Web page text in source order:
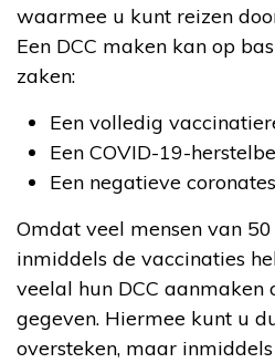
waarmee u kunt reizen
Een DCC maken kan op
zaken:
Een volledig
Een COVID-19-
Een negatieve
Omdat veel mensen van
inmiddels de vaccinaties
veelal hun DCC aanmaken
gegeven. Hiermee kunt u
oversteken, maar